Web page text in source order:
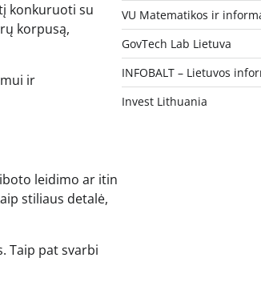
konkuruoti su
korpusą,
ir
leidimo ar itin
stiliaus detalė,
Taip pat svarbi
VU Matematikos ir
GovTech Lab Lietuva
INFOBALT – Lietuvos
Invest Lithuania